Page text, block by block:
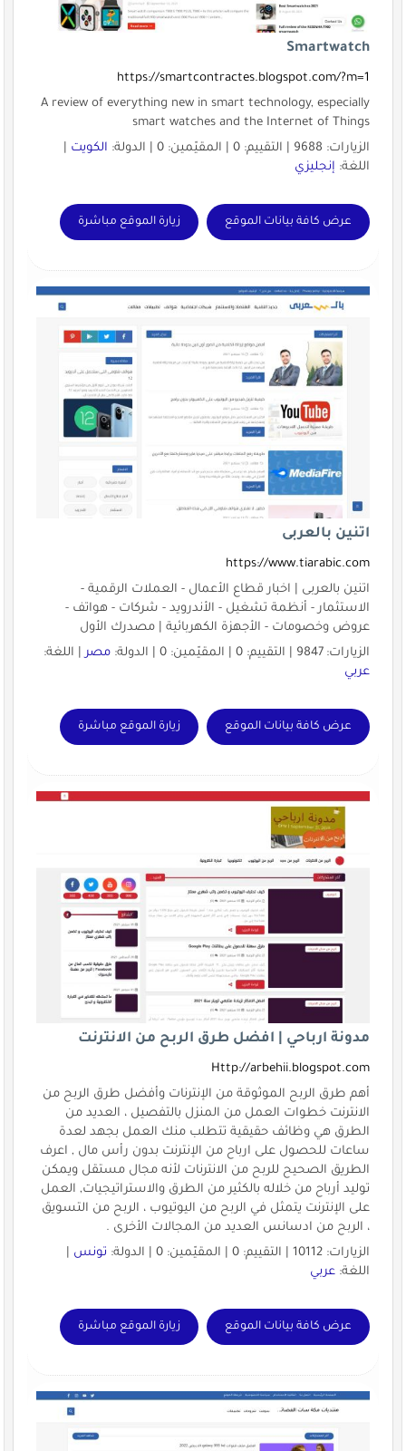
Smartwatch
https://smartcontractes.blogspot.com/?m=1
A review of everything new in smart technology, especially
smart watches and the Internet of Things
الزيارات: 9688 | التقييم: 0 | المقيّمين: 0 | الدولة:
الكويت|
اللغة: إنجليزي
عرض كافة بيانات الموقع زيارة الموقع مباشرة
اتنين بالعربى
https://www.tiarabic.com
اتنين بالعربى | اخبار قطاع الأعمال - العملات الرقمية -
الاستثمار - أنظمة تشغيل - الأندرويد - شركات - هواتف -
عروض وخصومات - الأجهزة الكهربائية | مصدرك الأول
الزيارات: 9847 | التقييم: 0 | المقيّمين: 0 | الدولة:
مصر| اللغة:
عربي
عرض كافة بيانات الموقع زيارة الموقع مباشرة
مدونة ارباحي | افضل طرق الربح من الانترنت
Http://arbehii.blogspot.com
أهم طرق الربح الموثوقة من الإنترنات وأفضل طرق الربح من
الانترنت خطوات العمل من المنزل بالتفصيل ، العديد من
الطرق هي وظائف حقيقية تتطلب منك العمل بجهد لعدة
ساعات للحصول على ارباح من الإنترنت بدون رأس مال , اعرف
الطريق الصحيح للربح من الانترنات لأنه مجال مستقل ويمكن
توليد أرباح من خلاله بالكثير من الطرق والاستراتيجيات, العمل
على الإنترنت يتمثل في الربح من اليوتيوب ، الربح من التسويق
، الربح من ادسانس العديد من المجالات الأخرى .
الزيارات: 10112 | التقييم: 0 | المقيّمين: 0 | الدولة:
تونس|
اللغة: عربي
عرض كافة بيانات الموقع زيارة الموقع مباشرة